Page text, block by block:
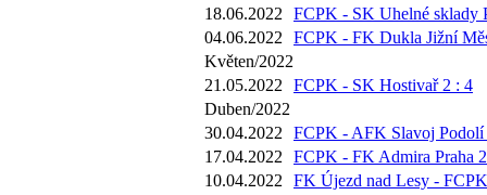
18.06.2022
FCPK - SK Uhelné sklady
04.06.2022
FCPK - FK Dukla Jižní
Květen/2022
21.05.2022
FCPK - SK Hostivař 2 : 4
Duben/2022
30.04.2022
FCPK - AFK Slavoj Podolí
17.04.2022
FCPK - FK Admira Praha
10.04.2022
FK Újezd nad Lesy -